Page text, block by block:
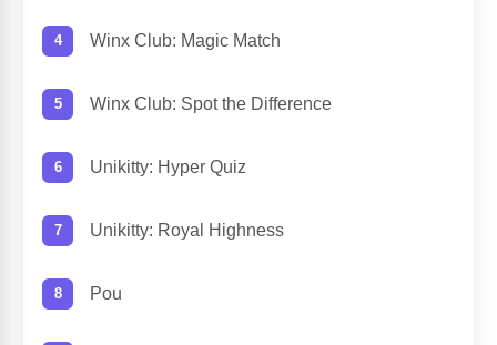
Winx Club: Magic Match
Winx Club: Spot the Difference
Unikitty: Hyper Quiz
Unikitty: Royal Highness
Pou